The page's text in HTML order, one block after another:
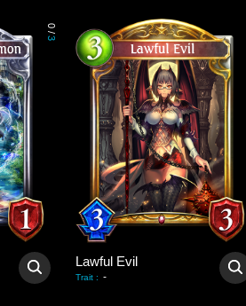
0
/
3
Lawful Evil
Trait : -